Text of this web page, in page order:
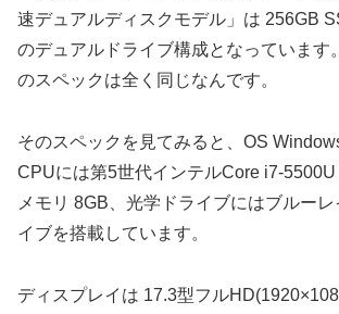
速デュアルディスクモデル」は 256GB
のデュアルドライブ構成となっています
のスペックは全く同じなんです。
そのスペックを見てみると、OS
CPUには第5世代インテルCore i7-5500U
メモリ 8GB、光学ドライブにはブルー
イブを搭載しています。
ディスプレイは 17.3型フル